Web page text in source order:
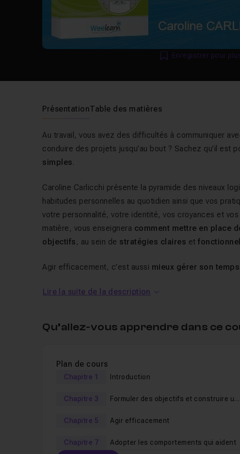
Enregistrer pour
PrésentationTable des matières
Au travail, vous avez des difficultés à communiquer
conduire des projets jusqu’au bout ? Sachez qu’il est
simples.
Caroline Carlicchi présente la pyramide des niveaux
habitudes personnelles au quotidien ainsi que vos
votre personnalité, votre identité, vos croyances et
matière, vous enseignera comment mettre en place
objectifs , au sein de stratégies claires et
Agir efficacement, c’est aussi mieux gérer son temps
Découvrez la pyramide des niveaux logiques de
d’optimiser votre efficacité professionnelle.
Découvrez un outil puissant :
la pyramide des
Créez votre pyramide en analysant vos
Cet outil vous permettra d’améliorer les aspects
Découvrezdes techniques concrètes pour
Lire la suite de la description
Qu’allez-vous apprendre dans ce
Plan de cours
Chapitre 1 Introduction
Chapitre 3
Formuler des objectifs et construire un
Chapitre 5 Agir efficacement
Chapitre 7 Adopter les comportements qui aident